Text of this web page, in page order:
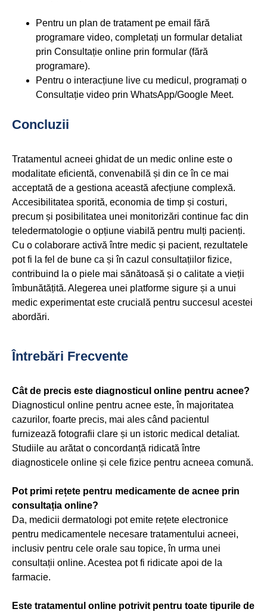
Pentru un plan de tratament pe email fără
programare video, completați un formular detaliat
prin Consultație online prin formular (fără
programare).
Pentru o interacțiune live cu medicul, programați o
Consultație video prin WhatsApp/Google Meet.
Concluzii
Tratamentul acneei ghidat de un medic online este o
modalitate eficientă, convenabilă și din ce în ce mai
acceptată de a gestiona această afecțiune complexă.
Accesibilitatea sporită, economia de timp și costuri,
precum și posibilitatea unei monitorizări continue fac din
teledermatologie o opțiune viabilă pentru mulți pacienți.
Cu o colaborare activă între medic și pacient, rezultatele
pot fi la fel de bune ca și în cazul consultațiilor fizice,
contribuind la o piele mai sănătoasă și o calitate a vieții
îmbunătățită. Alegerea unei platforme sigure și a unui
medic experimentat este crucială pentru succesul acestei
abordări.
Întrebări Frecvente
Cât de precis este diagnosticul online pentru acnee?
Diagnosticul online pentru acnee este, în majoritatea
cazurilor, foarte precis, mai ales când pacientul
furnizează fotografii clare și un istoric medical detaliat.
Studiile au arătat o concordanță ridicată între
diagnosticele online și cele fizice pentru acneea comună.
Pot primi rețete pentru medicamente de acnee prin
consultația online?
Da, medicii dermatologi pot emite rețete electronice
pentru medicamentele necesare tratamentului acneei,
inclusiv pentru cele orale sau topice, în urma unei
consultații online. Acestea pot fi ridicate apoi de la
farmacie.
Este tratamentul online potrivit pentru toate tipurile de